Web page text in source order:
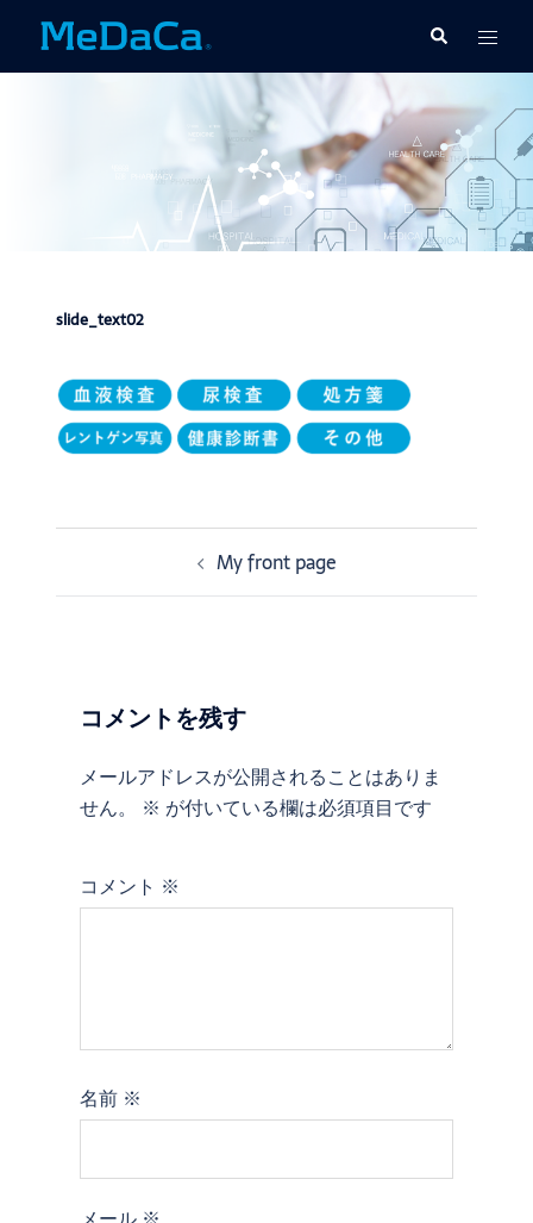
テ
検
索
ト
グ
メ
ニ
ュ
ー
slide_text02
稿
My front page
コメントを残す
メールアドレスが公開されることはありま
せん。
※ が付いている欄は必須項目です
コメント ※
名前 ※